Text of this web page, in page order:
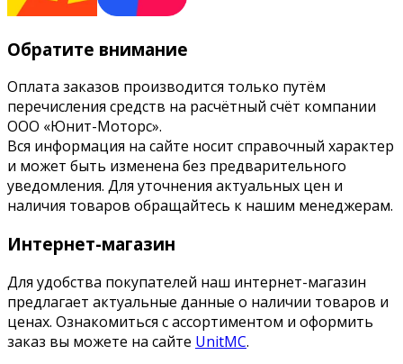
Обратите внимание
Оплата заказов производится только путём
перечисления средств на расчётный счёт компании
ООО «Юнит-Моторс».
Вся информация на сайте носит справочный характер
и может быть изменена без предварительного
уведомления. Для уточнения актуальных цен и
наличия товаров обращайтесь к нашим менеджерам.
Интернет-магазин
Для удобства покупателей наш интернет-магазин
предлагает актуальные данные о наличии товаров и
ценах. Ознакомиться с ассортиментом и оформить
заказ вы можете на сайте UnitMC.